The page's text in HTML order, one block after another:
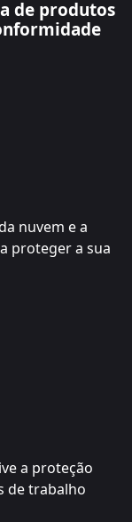
de produtos
nuvem e a
proteger a sua
a proteção
de trabalho